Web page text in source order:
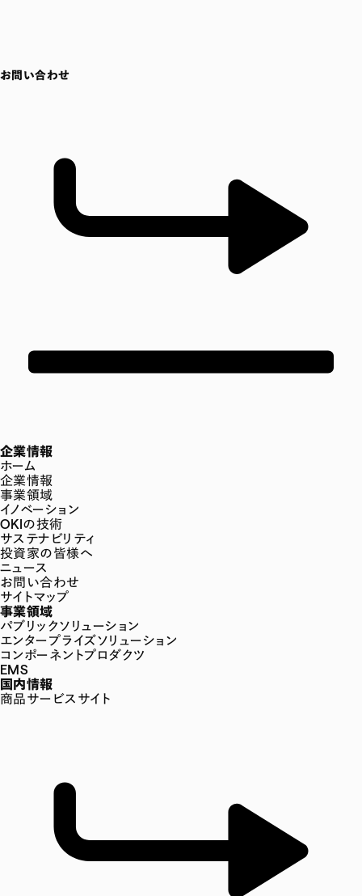
お問い合わせ
企業情報
ホーム
企業情報
事業領域
イノベーション
OKIの技術
サステナビリティ
投資家の皆様へ
ニュース
お問い合わせ
サイトマップ
事業領域
パブリックソリューション
エンタープライズソリューション
コンポーネントプロダクツ
EMS
国内情報
商品サービスサイト